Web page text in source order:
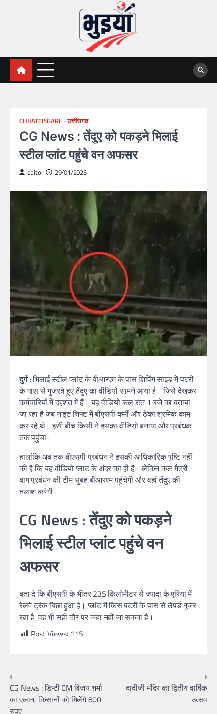
भुइयां, BHUIYAN, CG BHUIYAN
NEWS
BHUIYAN, CG BHUIYAN NEWS, KHASARA,छत्तीसगढ़ भू-
CHHATTISGARH छत्तीसगढ
CG News : तेंदुए को पकड़ने भिलाई
स्टील प्लांट पहुंचे वन अफसर
editor 29/01/2025
दुर्ग :भिलाई स्टील प्लांट के बीआरएम के पास शिपिंग साइड में पटरी
के पास से गुजरते हुए तेंदुए का वीडियो सामने आया है। जिसे देखकर
कर्मचारियों में दहशत में हैं। यह वीडियो कल रात 1 बजे का बताया
जा रहा है जब नाइट शिफ्ट में बीएसपी कर्मी और ठेका श्रमिक काम
कर रहे थे। इसी बीच किसी ने इसका वीडियो बनाया और प्रबंधक
तक पहुंचा।
हालांकि अब तक बीएसपी प्रबंधन ने इसकी आधिकारिक पुष्टि नहीं
की है कि यह वीडियो प्लांट के अंदर का ही है। लेकिन कल मैत्री
बाग प्रबंधन की टीम सुबह बीआरएम पहुंचेगी और वहां तेंदुए की
तलाश करेगी।
CG News : तेंदुए को पकड़ने
भिलाई स्टील प्लांट पहुंचे वन
अफसर
बता दे कि बीएसपी के भीतर 235 किलोमीटर से ज्यादा के एरिया में
रेलवे ट्रैक बिछा हुआ है। प्लांट में किस पटरी के पास से लेपर्ड गुजर
रहा है, वह भी सही तौर पर कहा नहीं जा सकता है।
Post Views: 115
Post
navigation
⟵
CG News : डिप्टी CM विजय शर्मा
का एलान, किसानों को मिलेंगे 800
रुपए
दादीजी मंदिर का द्वितीय वार्षिक
उत्सव
⟶